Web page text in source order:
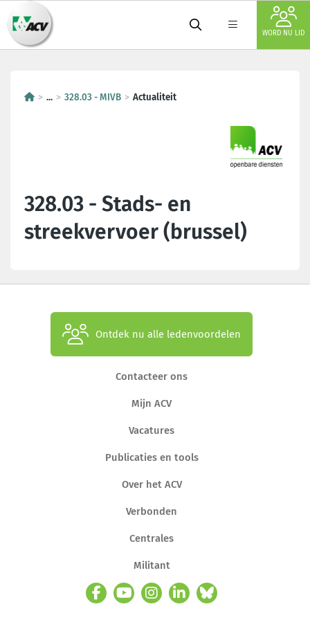
WORD NU LID
... 328.03 - MIVB Actualiteit
328.03 - Stads- en
streekvervoer (brussel)
Ontdek nu alle ledenvoordelen
Contacteer ons
Mijn ACV
Vacatures
Publicaties en tools
Over het ACV
Verbonden
Centrales
Militant